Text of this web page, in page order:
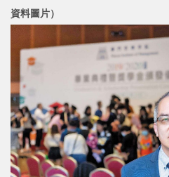
資料圖片）